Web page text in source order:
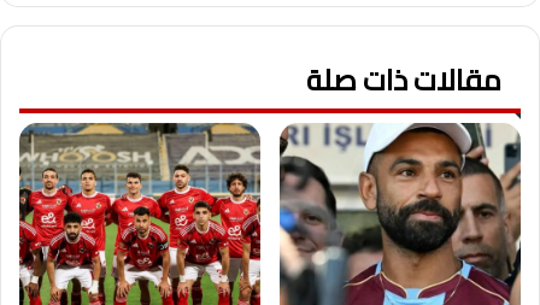
ح
ش
ه
رً
ا
ف
ي
ق
ض
ز
ن
:
ز
و
ج
ي
ط
ل
مقالات ذات صلة